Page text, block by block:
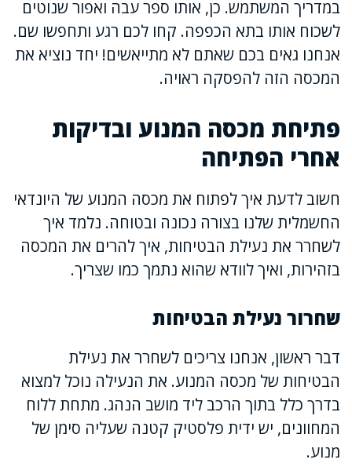
במדריך המשתמש. כן, אותו ספר עבה ואפור שנוטים
לשכוח אותו בתא הכפפה. קחו לכם רגע ותחפשו שם.
אנחנו גאים בכם שאתם לא מתייאשים! יחד נוציא את
המכסה הזה להפסקה ראויה.
פתיחת מכסה המנוע ובדיקות
אחרי הפתיחה
חשוב לדעת איך לפתוח את מכסה המנוע של היונדאי
החשמלית שלנו בצורה נכונה ובטוחה. נלמד איך
לשחרר את נעילת הבטיחות, איך להרים את המכסה
בזהירות, ואיך לוודא שהוא נתמך כמו שצריך.
שחרור נעילת הבטיחות
דבר ראשון, אנחנו צריכים לשחרר את נעילת
הבטיחות של מכסה המנוע. את הנעילה נוכל למצוא
בדרך כלל בתוך הרכב ליד מושב הנהג. מתחת ללוח
המחוונים, יש ידית פלסטיק קטנה שעליה סימן של
מנוע.